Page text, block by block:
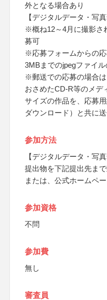
外となる場合あり
【デジタルデータ・写真
※概ね12～4月に撮影さ
募可
※応募フォームからの
3MBまでのjpegファイル
※郵送での応募の場合
おさめたCD-R等のメデ
サイズの作品を、応募
ダウンロード）と共に
参加方法
【デジタルデータ・写真
提出物を下記提出先ま
または、公式ホームペ
参加資格
不問
参加費
無し
審査員